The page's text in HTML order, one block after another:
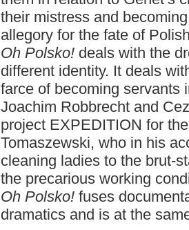
their mistress and
allegory for the fate of
Oh Polsko! deals with the
different identity. It deals
farce of becoming servants
Joachim Robbrecht and
project EXPEDITION for
Tomaszewski, who in his
cleaning ladies to the brut-
the precarious working
Oh Polsko! fuses
dramatics and is at the